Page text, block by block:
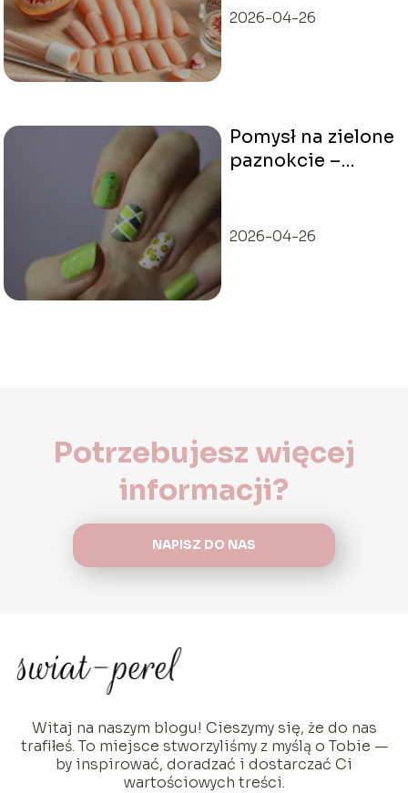
porady
2026-04-26
Pomysł na zielone
paznokcie –
2026-04-26
Potrzebujesz więcej
informacji?
NAPISZ DO NAS
Witaj na naszym blogu! Cieszymy się, że do nas
trafiłeś. To miejsce stworzyliśmy z myślą o Tobie —
by inspirować, doradzać i dostarczać Ci
wartościowych treści.